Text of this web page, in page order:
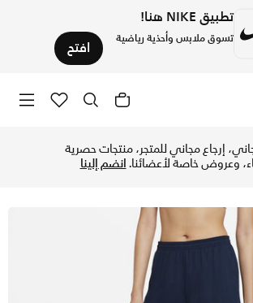
تطبيق NIKE هنا!
تسوق ملابس وأحذية رياضية افتح
إرجاع مجاني للمتجر، منتجات حصرية
وعروض خاصة لأعضائنا.انضم إلينا